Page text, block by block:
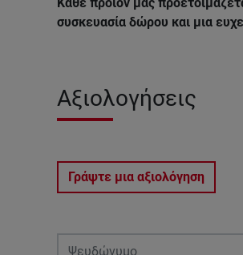
συσκευασία δώρου και μια
Αξιολογήσεις
Γράψτε μια αξιολόγηση